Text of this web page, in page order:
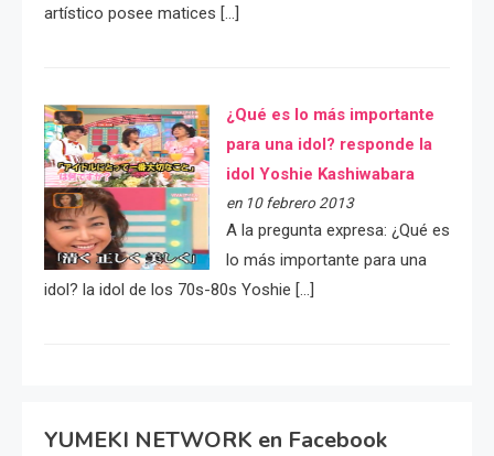
artístico posee matices […]
¿Qué es lo más importante
para una idol? responde la
idol Yoshie Kashiwabara
en 10 febrero 2013
A la pregunta expresa: ¿Qué es
lo más importante para una
idol? la idol de los 70s-80s Yoshie […]
YUMEKI NETWORK en Facebook